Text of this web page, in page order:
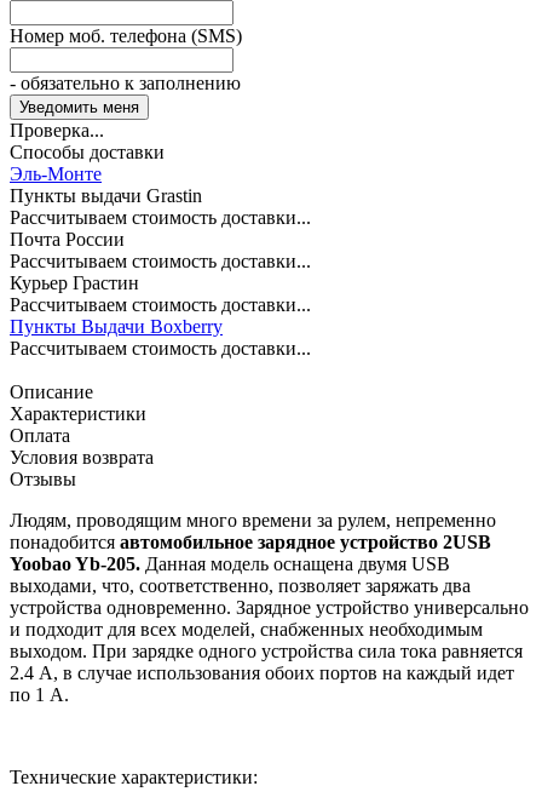
Номер моб. телефона (SMS)
- обязательно к заполнению
Проверка...
Способы доставки
Эль-Монте
Пункты выдачи Grastin
Рассчитываем стоимость доставки...
Почта России
Рассчитываем стоимость доставки...
Курьер Грастин
Рассчитываем стоимость доставки...
Пункты Выдачи Boxberry
Рассчитываем стоимость доставки...
Описание
Характеристики
Оплата
Условия возврата
Отзывы
Людям, проводящим много времени за рулем, непременно
понадобится автомобильное зарядное устройство 2USB
Yoobao Yb-205. Данная модель оснащена двумя USB
выходами, что, соответственно, позволяет заряжать два
устройства одновременно. Зарядное устройство универсально
и подходит для всех моделей, снабженных необходимым
выходом. При зарядке одного устройства сила тока равняется
2.4 А, в случае использования обоих портов на каждый идет
по 1 А.
Технические характеристики: